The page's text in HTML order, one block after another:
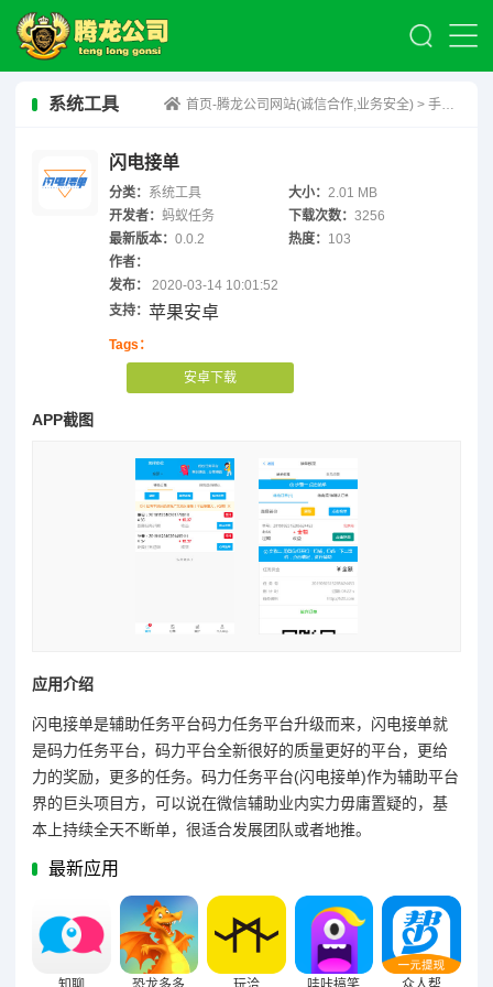
系统工具 首页-腾龙公司网站(诚信合作,业务安全) > 手机兼职
闪电接单
分类： 系统工具 大小：2.01 MB
开发者： 蚂蚁任务 下载次数：3256
最新版本： 0.0.2 热度： 103
作者：
发布：
2020-03-14 10:01:52
支持： 苹果安卓
Tags：
安卓下载
APP截图
应用介绍
闪电接单是辅助任务平台码力任务平台升级而来，闪电接单就
是码力任务平台，码力平台全新很好的质量更好的平台，更给
力的奖励，更多的任务。码力任务平台(闪电接单)作为辅助平台
界的巨头项目方，可以说在微信辅助业内实力毋庸置疑的，基
本上持续全天不断单，很适合发展团队或者地推。
最新应用